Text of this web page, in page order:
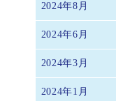
2024年8月
2024年6月
2024年3月
2024年1月